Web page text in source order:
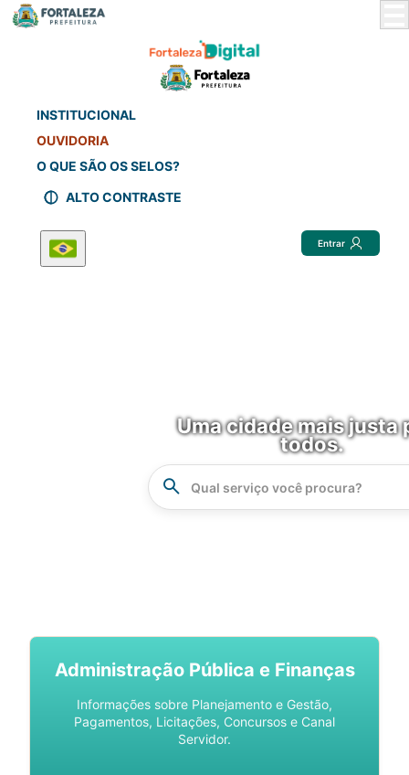
INSTITUCIONAL
OUVIDORIA
O QUE SÃO OS SELOS?
ALTO CONTRASTE
Entrar
Uma cidade mais justa
todos.
Administração Pública e Finanças
Informações sobre Planejamento e Gestão,
Pagamentos, Licitações, Concursos e Canal
Servidor.